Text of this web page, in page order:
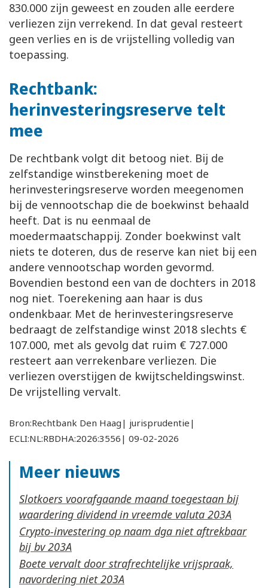
830.000 zijn geweest en zouden alle eerdere
verliezen zijn verrekend. In dat geval resteert
geen verlies en is de vrijstelling volledig van
toepassing.
Rechtbank:
herinvesteringsreserve telt
mee
De rechtbank volgt dit betoog niet. Bij de
zelfstandige winstberekening moet de
herinvesteringsreserve worden meegenomen
bij de vennootschap die de boekwinst behaald
heeft. Dat is nu eenmaal de
moedermaatschappij. Zonder boekwinst valt
niets te doteren, dus de reserve kan niet bij een
andere vennootschap worden gevormd.
Bovendien bestond een van de dochters in 2018
nog niet. Toerekening aan haar is dus
ondenkbaar. Met de herinvesteringsreserve
bedraagt de zelfstandige winst 2018 slechts €
107.000, met als gevolg dat ruim € 727.000
resteert aan verrekenbare verliezen. Die
verliezen overstijgen de kwijtscheldingswinst.
De vrijstelling vervalt.
Bron:Rechtbank Den Haag| jurisprudentie|
ECLI:NL:RBDHA:2026:3556| 09-02-2026
Meer nieuws
Slotkoers voorafgaande maand toegestaan bij
waardering dividend in vreemde valuta
Crypto-investering op naam dga niet aftrekbaar
bij bv
Boete vervalt door strafrechtelijke vrijspraak,
navordering niet